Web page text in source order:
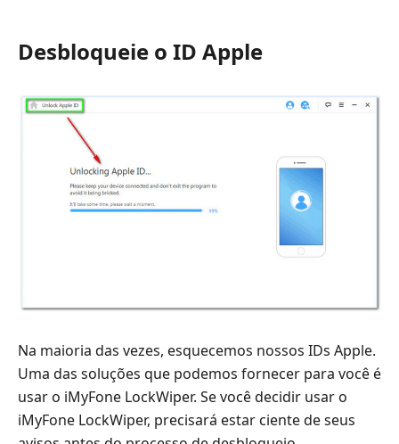
Desbloqueie o ID Apple
Na maioria das vezes, esquecemos nossos IDs Apple.
Uma das soluções que podemos fornecer para você é
usar o iMyFone LockWiper. Se você decidir usar o
iMyFone LockWiper, precisará estar ciente de seus